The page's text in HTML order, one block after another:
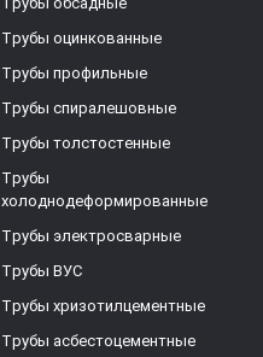
Трубы оцинкованные
Трубы профильные
Трубы спиралешовные
Трубы толстостенные
Трубы
холоднодеформированные
Трубы электросварные
Трубы ВУС
Трубы хризотилцементные
Трубы асбестоцементные